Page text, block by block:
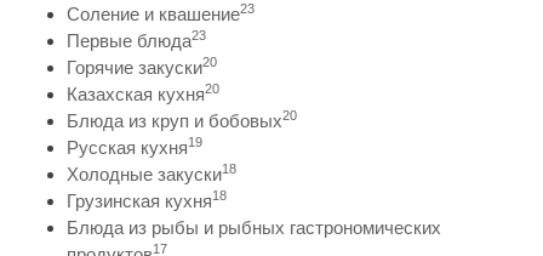
Соление и квашение23
Первые блюда23
Горячие закуски20
Казахская кухня20
Блюда из круп и бобовых20
Русская кухня19
Холодные закуски18
Грузинская кухня18
Блюда из рыбы и рыбных гастрономических
17